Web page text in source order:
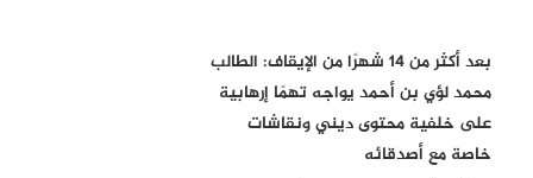
بعد أكثر من 14 شهرًا من الإيقاف: الطالب
محمد لؤي بن أحمد يواجه تهمًا إرهابية
على خلفية محتوى ديني ونقاشات
خاصة مع أصدقائه